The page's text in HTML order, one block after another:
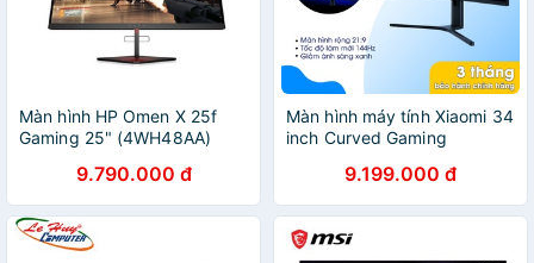
Màn hình HP Omen X 25f
Gaming 25" (4WH48AA)
9.790.000 đ
Màn hình máy tính Xiaomi 34
inch Curved Gaming
9.199.000 đ